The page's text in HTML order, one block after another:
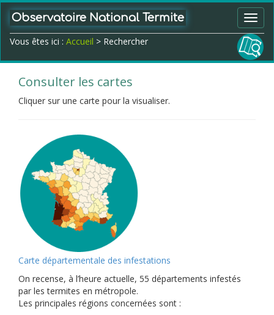
Observatoire National Termite
Vous êtes ici : Accueil > Rechercher
Consulter les cartes
Cliquer sur une carte pour la visualiser.
Carte départementale des infestations
On recense, à l’heure actuelle, 55 départements infestés
par les termites en métropole.
Les principales régions concernées sont :